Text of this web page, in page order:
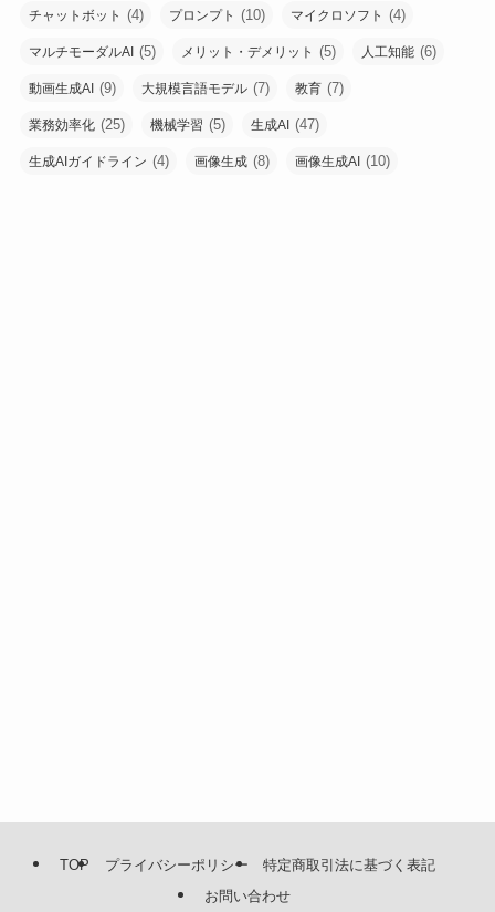
チャットボット (4) プロンプト (10) マイクロソフト (4)
マルチモーダルAI (5) メリット・デメリット (5) 人工知能 (6)
動画生成AI (9) 大規模言語モデル (7) 教育 (7)
業務効率化 (25) 機械学習 (5) 生成AI (47)
生成AIガイドライン (4) 画像生成 (8) 画像生成AI (10)
TOP プライバシーポリシー
特定商取引法に基づく表記
お問い合わせ